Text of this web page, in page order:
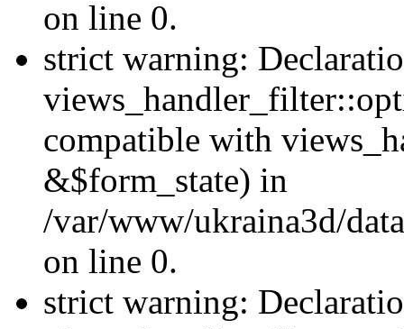
on line 0.
strict warning:
compatible with
&$form_state) in
/var/www/ukraina3d/
on line 0.
strict warning: